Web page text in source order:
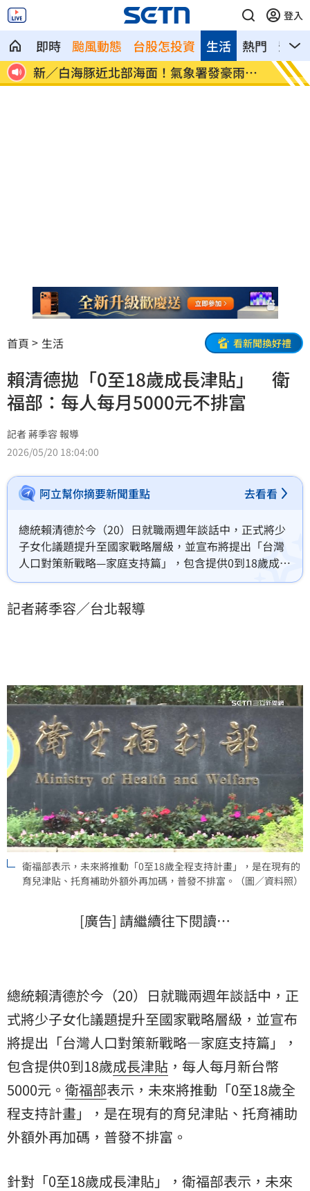
登入
即時 颱風動態 台股怎投資 熱門 影音
生活
台
新／白海豚近北部海面！氣象署發豪雨特
報
南電
首頁 生活 看新聞換好禮
賴清德拋「0至18歲成長津貼」 衛
福部：每人每月5000元不排富
記者 蔣季容 報導
2026/05/20 18:04:00
阿立幫你摘要新聞重點 去看看
總統賴清德於今（20）日就職兩週年談話中，正式將少
子女化議題提升至國家戰略層級，並宣布將提出「台灣
人口對策新戰略—家庭支持篇」，包含提供0到18歲成長
津貼，每人每月新台幣5000元。衛福部表示，未來將推
托育補助外額外再加碼，普發不排富。
記者蔣季容／台北報導
衛福部表示，未來將推動「0至18歲全程支持計畫」，是在現有的
育兒津貼、托育補助外額外再加碼，普發不排富。（圖／資料照）
[廣告] 請繼續往下閱讀…
總統賴清德於今（20）日就職兩週年談話中，正
式將少子女化議題提升至國家戰略層級，並宣布
將提出「台灣人口對策新戰略—家庭支持篇」，
包含提供0到18歲成長津貼 ，每人每月新台幣
5000元。 衛福部表示，未來將推動「0至18歲全
程支持計畫」，是在現有的育兒津貼、托育補助
外額外再加碼，普發不排富。
針對「0至18歲成長津貼」，衛福部表示，未來